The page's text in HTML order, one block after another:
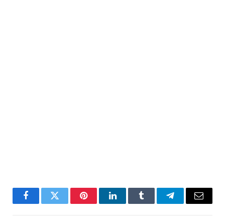
FacebookTwitter PinterestLinkedInTumblr TelegramEmail